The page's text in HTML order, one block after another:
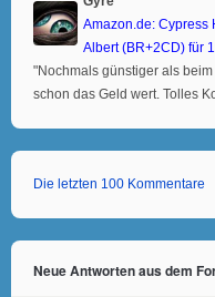
Amazon.de: Cypress
Albert (BR+2CD) für
"Nochmals günstiger als
schon das Geld wert. Tolles
Die letzten 100 Kommentare
Neue Antworten aus dem